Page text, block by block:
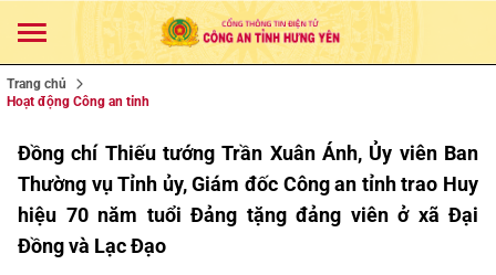
Trang chủ
Hoạt động Công an tỉnh
Đồng chí Thiếu tướng Trần Xuân Ánh, Ủy viên Ban
Thường vụ Tỉnh ủy, Giám đốc Công an tỉnh trao Huy
hiệu 70 năm tuổi Đảng tặng đảng viên ở xã Đại
Đồng và Lạc Đạo